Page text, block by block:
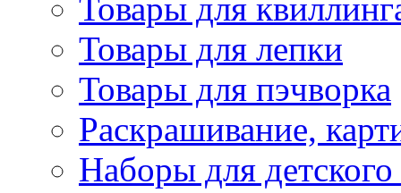
Товары для
Товары для лепки
Товары для пэчворка
Раскрашивание,
Наборы для